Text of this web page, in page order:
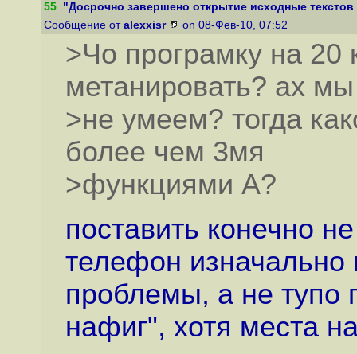
55. "Досрочно завершено открытие исходные
Сообщение от alexxisr on 08-Фев-10, 07:52
>Чо програмку на 20
метанировать? ах мы
>не умеем? тогда
более чем 3мя
>функциями А?
поставить конечно
телефон
проблемы, а не тупо
нафиг", хотя места